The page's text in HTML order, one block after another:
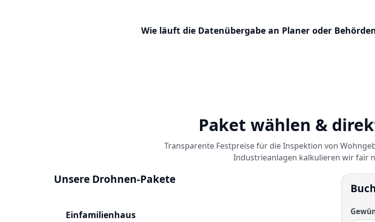
Wie läuft die Datenübergabe an Planer oder
Paket wählen &
Transparente Festpreise für die Inspektion von
Industrieanlagen kalkulieren wir fair
Unsere Drohnen-Pakete
Einfamilienhaus